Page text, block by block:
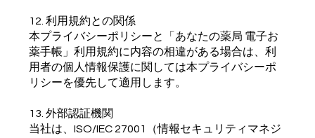
12. 利用規約との関係
本プライバシーポリシーと「あなたの薬局 電子お
薬手帳」利用規約に内容の相違がある場合は、利
用者の個人情報保護に関しては本プライバシーポ
リシーを優先して適用します。
13. 外部認証機関
当社は、ISO/IEC 27001（情報セキュリティマネジ